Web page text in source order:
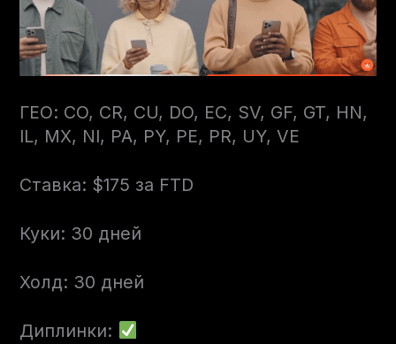
ГЕО: CO, CR, CU, DO, EC, SV, GF, GT, HN,
IL, MX, NI, PA, PY, PE, PR, UY, VE
Ставка: $175 за FTD
Куки: 30 дней
Холд: 30 дней
Диплинки: